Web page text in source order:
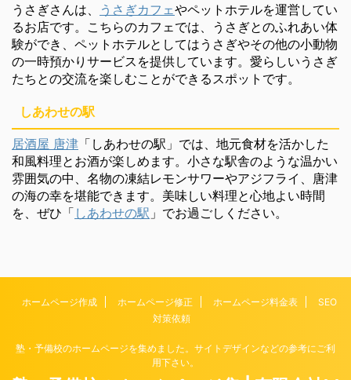
うさぎさんは、 うさぎカフェやペットホテルを運営してい
るお店です。こちらのカフェでは、うさぎとのふれあい体
験ができ、ペットホテルとしてはうさぎやその他の小動物
の一時預かりサービスを提供しています。愛らしいうさぎ
たちとの交流を楽しむことができるスポットです。
しあわせの駅
居酒屋 唐津 「しあわせの駅」では、地元食材を活かした
和風料理とお酒が楽しめます。小さな駅舎のような温かい
雰囲気の中、名物の凍結レモンサワーやアジフライ、唐津
の海の幸を堪能できます。美味しい料理と心地よい時間
を、ぜひ「 しあわせの駅 」でお過ごしください。
ホームページ作成 ホームページ修正 ホームページ料金表
SEO
対策依頼
塾・予備校のホームページを集めました。サイトデザインなどの参考にご利
用下さい。